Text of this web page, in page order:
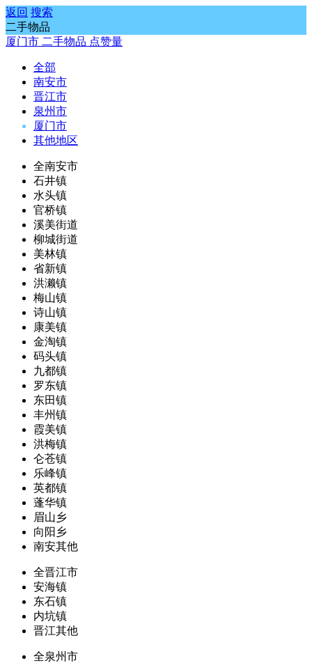
返回 搜索
二手物品
厦门市 二手物品 点赞量
全部
南安市
晋江市
泉州市
厦门市
其他地区
全南安市
石井镇
水头镇
官桥镇
溪美街道
柳城街道
美林镇
省新镇
洪濑镇
梅山镇
诗山镇
康美镇
金淘镇
码头镇
九都镇
罗东镇
东田镇
丰州镇
霞美镇
洪梅镇
仑苍镇
乐峰镇
英都镇
蓬华镇
眉山乡
向阳乡
南安其他
全晋江市
安海镇
东石镇
内坑镇
晋江其他
全泉州市